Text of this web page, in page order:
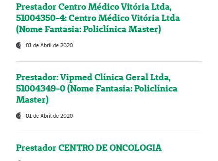
Prestador Centro Médico Vitória Ltda,
51004350-4: Centro Médico Vitória Ltda
(Nome Fantasia: Policlínica Master)
01 de Abril de 2020
Prestador: Vipmed Clínica Geral Ltda,
51004349-0 (Nome Fantasia: Policlínica
Master)
01 de Abril de 2020
Prestador CENTRO DE ONCOLOGIA